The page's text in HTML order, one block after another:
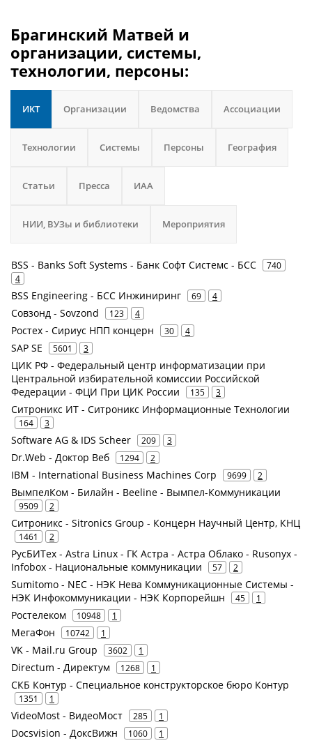
Брагинский Матвей и
организации, системы,
технологии, персоны:
ИКТ Организации Ведомства Ассоциации
Технологии Системы Персоны География
Статьи Пресса ИАА
НИИ, ВУЗы и библиотеки Мероприятия
BSS - Banks Soft Systems - Банк Софт Системс - БСС
740
4
BSS Engineering - БСС Инжиниринг 69 4
Совзонд - Sovzond 123 4
Ростех - Сириус НПП концерн 30 4
SAP SE 5601 3
ЦИК РФ - Федеральный центр информатизации при
Центральной избирательной комиссии Российской
Федерации - ФЦИ При ЦИК России
135 3
Ситроникс ИТ - Ситроникс Информационные Технологии
164 3
Software AG & IDS Scheer 209 3
Dr.Web - Доктор Веб 1294 2
IBM - International Business Machines Corp 9699 2
ВымпелКом - Билайн - Beeline - Вымпел-Коммуникации
9509 2
Ситроникс - Sitronics Group - Концерн Научный Центр, КНЦ
1461 2
РусБИТех - Astra Linux - ГК Астра - Астра Облако - Rusonyx -
Infobox - Национальные коммуникации
57 2
Sumitomo - NEC - НЭК Нева Коммуникационные Системы -
НЭК Инфокоммуникации - НЭК Корпорейшн
45 1
Ростелеком 10948 1
МегаФон 10742 1
VK - Mail.ru Group 3602 1
Directum - Директум 1268 1
СКБ Контур - Специальное конструкторское бюро Контур
1351 1
VideoMost - ВидеоМост 285 1
Docsvision - ДоксВижн 1060 1